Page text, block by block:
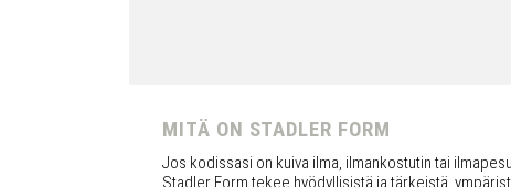
MITÄ ON STADLER FORM
Jos kodissasi on kuiva ilma, ilmankostutin tai
Stadler Form tekee hyödyllisistä ja tärkeistä,